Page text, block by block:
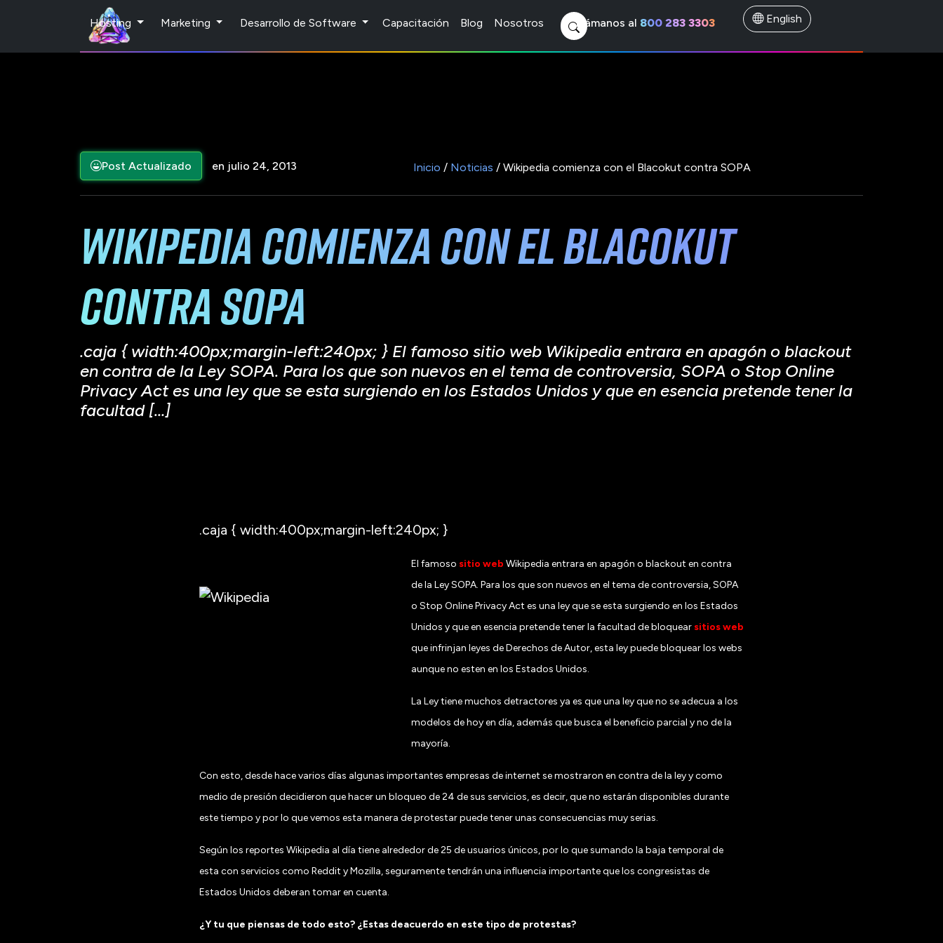
Hosting Marketing Desarrollo de Software Capacitación Blog Nosotros Llámanos al 800 283 3303 English
Post Actualizado en julio 24, 2013 Inicio / Noticias / Wikipedia comienza con el Blacokut contra SOPA
Wikipedia comienza con el Blacokut
contra SOPA
.caja { width:400px;margin-left:240px; } El famoso sitio web Wikipedia entrara en apagón o blackout
en contra de la Ley SOPA. Para los que son nuevos en el tema de controversia, SOPA o Stop Online
Privacy Act es una ley que se esta surgiendo en los Estados Unidos y que en esencia pretende tener la
facultad […]
.caja { width:400px;margin-left:240px; }
El famoso sitio web Wikipedia entrara en apagón o blackout en contra
de la Ley SOPA. Para los que son nuevos en el tema de controversia, SOPA
o Stop Online Privacy Act es una ley que se esta surgiendo en los Estados
Unidos y que en esencia pretende tener la facultad de bloquearsitios web
que infrinjan leyes de Derechos de Autor, esta ley puede bloquear los webs
aunque no esten en los Estados Unidos.
La Ley tiene muchos detractores ya es que una ley que no se adecua a los
modelos de hoy en día, además que busca el beneficio parcial y no de la
mayoría.
Con esto, desde hace varios días algunas importantes empresas de internet se mostraron en contra de la ley y como
medio de presión decidieron que hacer un bloqueo de 24 de sus servicios, es decir, que no estarán disponibles durante
este tiempo y por lo que vemos esta manera de protestar puede tener unas consecuencias muy serias.
Según los reportes Wikipedia al día tiene alrededor de 25 de usuarios únicos, por lo que sumando la baja temporal de
esta con servicios como Reddit y Mozilla, seguramente tendrán una influencia importante que los congresistas de
Estados Unidos deberan tomar en cuenta.
¿Y tu que piensas de todo esto? ¿Estas deacuerdo en este tipo de protestas?